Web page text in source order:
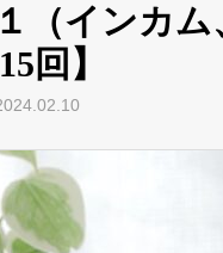
インカム
回】